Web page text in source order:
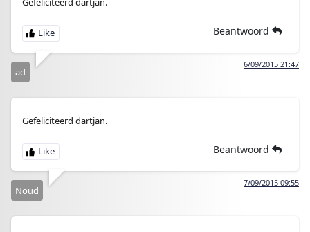
Beantwoord
6/09/2015 21:47
ad
Gefeliciteerd dartjan.
Beantwoord
7/09/2015 09:55
Noud